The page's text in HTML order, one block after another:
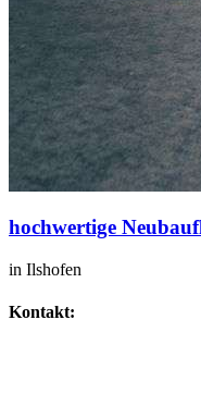
hochwertige
in Ilshofen
Kontakt: